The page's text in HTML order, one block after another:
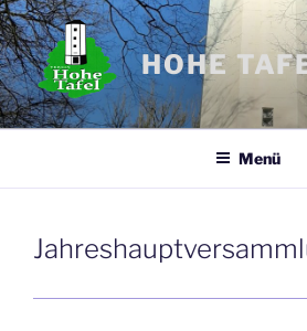
Zum
Inhalt
springen
HOHE
Menü